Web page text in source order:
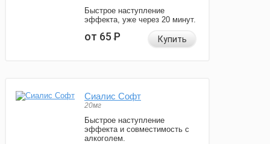
Быстрое наступление
эффекта, уже через 20 минут.
от 65Р Купить
Сиалис Софт
20мг
Быстрое наступление
эффекта и совместимость с
алкоголем.